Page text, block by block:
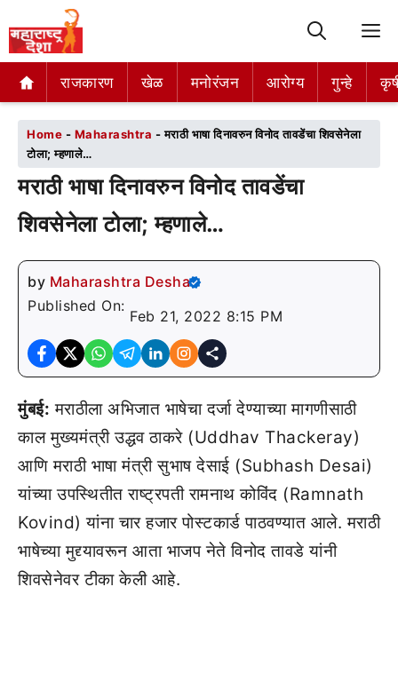
राजकारण खेळ मनोरंजन आरोग्य गुन्हे
राजकारण खेळ मनोरंजन आरोग्य गुन्हे
Home - Maharashtra -मराठी भाषा दिनावरुन विनोद तावडेंचा शिवसेनेला
टोला; म्हणाले…
मराठी भाषा दिनावरुन विनोद तावडेंचा
शिवसेनेला टोला; म्हणाले…
by Maharashtra Desha
Published On:
Feb 21, 2022 8:15 PM
मुंबई: मराठीला अभिजात भाषेचा दर्जा देण्याच्या मागणीसाठी
काल मुख्यमंत्री उद्धव ठाकरे (Uddhav Thackeray)
आणि मराठी भाषा मंत्री सुभाष देसाई (Subhash Desai)
यांच्या उपस्थितीत राष्ट्रपती रामनाथ कोविंद (Ramnath
Kovind) यांना चार हजार पोस्टकार्ड पाठवण्यात आले. मराठी
भाषेच्या मुद्द्यावरून आता भाजप नेते विनोद तावडे यांनी
शिवसेनेवर टीका केली आहे.